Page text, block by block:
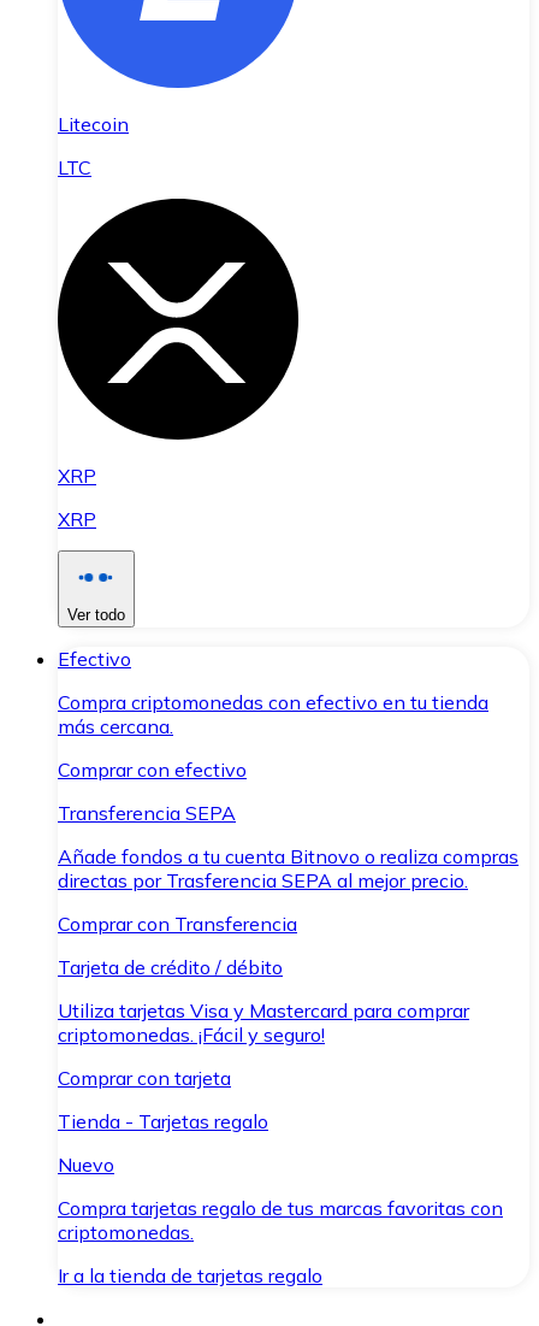
Litecoin
LTC
XRP
XRP
Ver todo
Efectivo
Compra criptomonedas con efectivo en tu tienda
más cercana.
Comprar con efectivo
Transferencia SEPA
Añade fondos a tu cuenta Bitnovo o realiza compras
directas por Trasferencia SEPA al mejor precio.
Comprar con Transferencia
Tarjeta de crédito / débito
Utiliza tarjetas Visa y Mastercard para comprar
criptomonedas. ¡Fácil y seguro!
Comprar con tarjeta
Tienda - Tarjetas regalo
Nuevo
Compra tarjetas regalo de tus marcas favoritas con
criptomonedas.
Ir a la tienda de tarjetas regalo